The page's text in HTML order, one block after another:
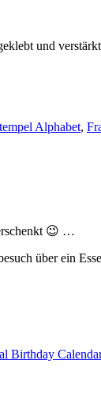
und
Alphabet,
😉 …
über ein
Birthday Calendar